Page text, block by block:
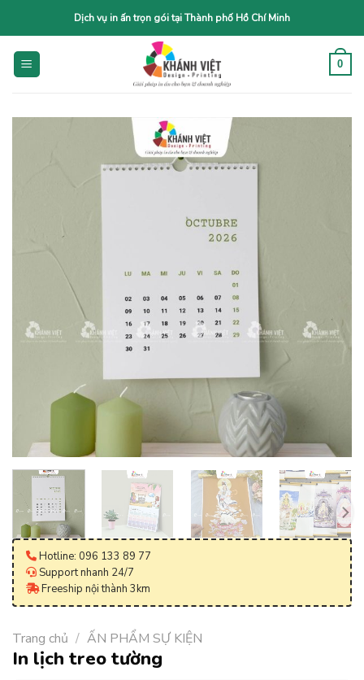
content
Dịch vụ in ấn trọn gói tại Thành phố Hồ Chí Minh
0
Hotline: 096 133 89 77
Support nhanh 24/7
Freeship nội thành 3km
Trang chủ / ẤN PHẨM SỰ KIỆN
In lịch treo tường